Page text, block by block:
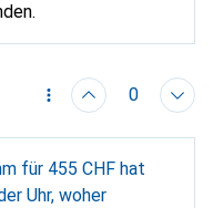
0
für 455 CHF hat
Uhr, woher